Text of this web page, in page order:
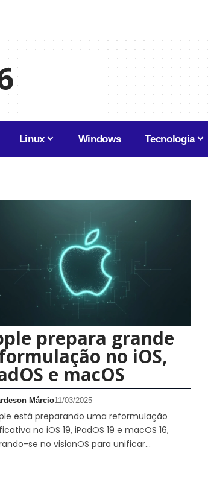
Linux Windows Tecnologia
prepara grande
no iOS,
e macOS
Márcio11/03/2025
está preparando uma reformulação
no iOS 19, iPadOS 19 e macOS 16,
se no visionOS para unificar…